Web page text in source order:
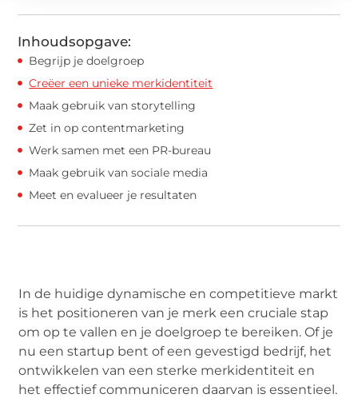
Inhoudsopgave:
Begrijp je doelgroep
Creëer een unieke merkidentiteit
Maak gebruik van storytelling
Zet in op contentmarketing
Werk samen met een PR-bureau
Maak gebruik van sociale media
Meet en evalueer je resultaten
In de huidige dynamische en competitieve markt
is het positioneren van je merk een cruciale stap
om op te vallen en je doelgroep te bereiken. Of je
nu een startup bent of een gevestigd bedrijf, het
ontwikkelen van een sterke merkidentiteit en
het effectief communiceren daarvan is essentieel.